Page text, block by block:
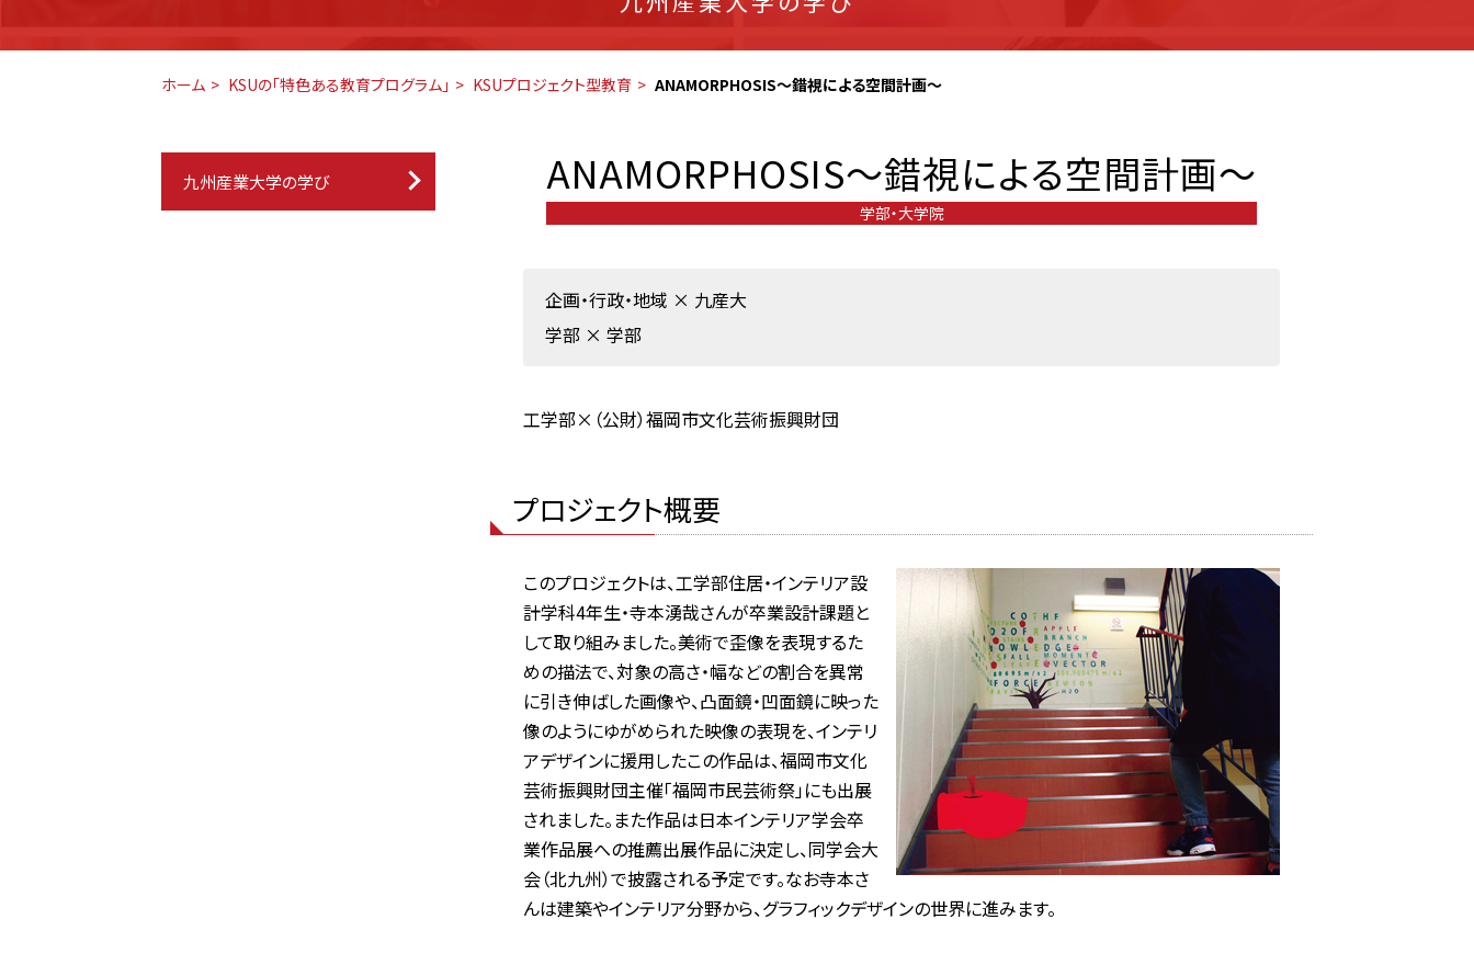
ホーム KSUの「特色ある教育プログラム」 KSUプロジェクト型教育 ANAMORPHOSIS～錯視による空間計画～
ANAMORPHOSIS～錯視による空間計画～
学部・大学院
企画・行政・地域 × 九産大
学部 × 学部
工学部×（公財）福岡市文化芸術振興財団
プロジェクト概要
このプロジェクトは、工学部住居・インテリア設
計学科4年生・寺本湧哉さんが卒業設計課題と
して取り組みました。美術で歪像を表現するた
めの描法で、対象の高さ・幅などの割合を異常
に引き伸ばした画像や、凸面鏡・凹面鏡に映った
像のようにゆがめられた映像の表現を、インテリ
アデザインに援用したこの作品は、福岡市文化
芸術振興財団主催「福岡市民芸術祭」にも出展
されました。また作品は日本インテリア学会卒
業作品展への推薦出展作品に決定し、同学会大
会（北九州）で披露される予定です。なお寺本さ
んは建築やインテリア分野から、グラフィックデザインの世界に進みます。
九州産業大学の学び